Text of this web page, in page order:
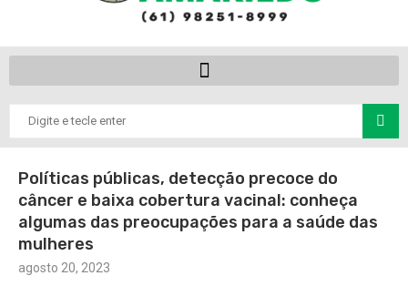
Políticas públicas, detecção precoce do
câncer e baixa cobertura vacinal: conheça
algumas das preocupações para a saúde das
mulheres
agosto 20, 2023